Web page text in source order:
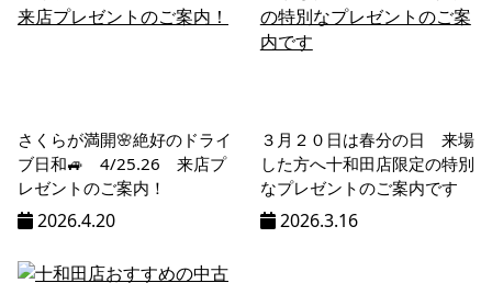
さくらが満開🌸絶好のドライ
ブ日和🚙 4/25.26 来店プ
レゼントのご案内！
2026.4.20
３月２０日は春分の日 来場
した方へ十和田店限定の特別
なプレゼントのご案内です
2026.3.16